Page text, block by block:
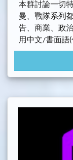
本群討論一切
曼、戰隊系列
告、商業、政
用中文/書面語
他國語言之人